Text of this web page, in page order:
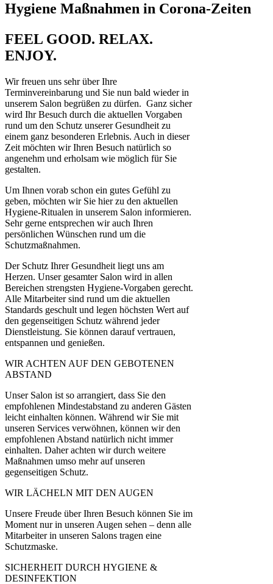
Hygiene Maßnahmen in Corona-Zeiten
FEEL GOOD. RELAX.
ENJOY.
Wir freuen uns sehr über Ihre
Terminvereinbarung und Sie nun bald wieder in
unserem Salon begrüßen zu dürfen. Ganz sicher
wird Ihr Besuch durch die aktuellen Vorgaben
rund um den Schutz unserer Gesundheit zu
einem ganz besonderen Erlebnis. Auch in dieser
Zeit möchten wir Ihren Besuch natürlich so
angenehm und erholsam wie möglich für Sie
gestalten.
Um Ihnen vorab schon ein gutes Gefühl zu
geben, möchten wir Sie hier zu den aktuellen
Hygiene-Ritualen in unserem Salon informieren.
Sehr gerne entsprechen wir auch Ihren
persönlichen Wünschen rund um die
Schutzmaßnahmen.
Der Schutz Ihrer Gesundheit liegt uns am
Herzen. Unser gesamter Salon wird in allen
Bereichen strengsten Hygiene-Vorgaben gerecht.
Alle Mitarbeiter sind rund um die aktuellen
Standards geschult und legen höchsten Wert auf
den gegenseitigen Schutz während jeder
Dienstleistung. Sie können darauf vertrauen,
entspannen und genießen.
WIR ACHTEN AUF DEN GEBOTENEN
ABSTAND
Unser Salon ist so arrangiert, dass Sie den
empfohlenen Mindestabstand zu anderen Gästen
leicht einhalten können. Während wir Sie mit
unseren Services verwöhnen, können wir den
empfohlenen Abstand natürlich nicht immer
einhalten. Daher achten wir durch weitere
Maßnahmen umso mehr auf unseren
gegenseitigen Schutz.
WIR LÄCHELN MIT DEN AUGEN
Unsere Freude über Ihren Besuch können Sie im
Moment nur in unseren Augen sehen – denn alle
Mitarbeiter in unseren Salons tragen eine
Schutzmaske.
SICHERHEIT DURCH HYGIENE &
DESINFEKTION